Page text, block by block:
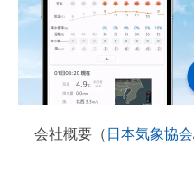
会社概要（ 日本気象協会